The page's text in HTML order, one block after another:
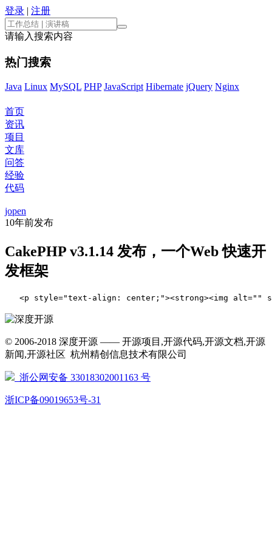
登录 | 注册
请输入搜索内容
热门搜索
Java Linux MySQL PHP JavaScript Hibernate jQuery Nginx
首页
资讯
项目
文库
问答
经验
代码
jopen
10年前发布
CakePHP v3.1.14 发布，一个Web 快速开
发框架
<p style="text-align: center;"><strong><img alt=""
© 2006-2018 深度开源 —— 开源项目,开源代码,开源文档,开源
新闻,开源社区 杭州精创信息技术有限公司
浙公网安备 33018302001163 号
浙ICP备09019653号-31